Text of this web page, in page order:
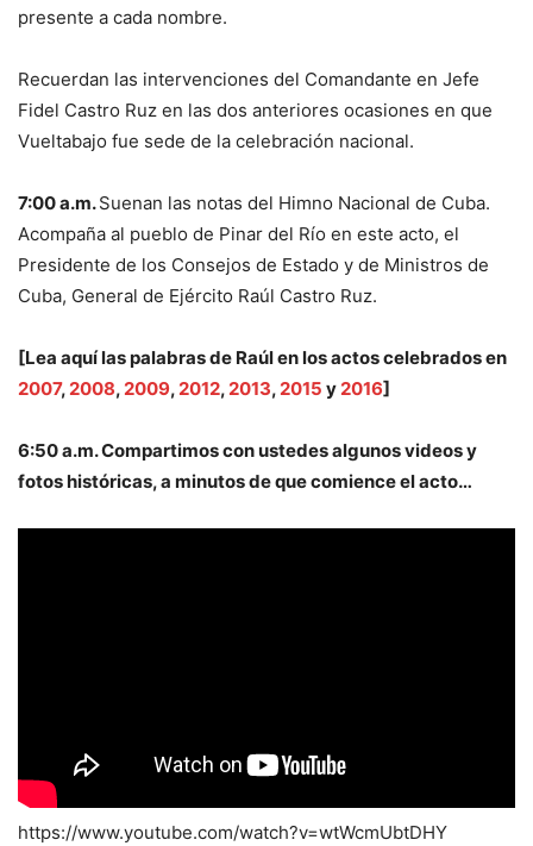
presente a cada nombre.
Recuerdan las intervenciones del Comandante en Jefe
Fidel Castro Ruz en las dos anteriores ocasiones en que
Vueltabajo fue sede de la celebración nacional.
7:00 a.m.Suenan las notas del Himno Nacional de Cuba.
Acompaña al pueblo de Pinar del Río en este acto, el
Presidente de los Consejos de Estado y de Ministros de
Cuba, General de Ejército Raúl Castro Ruz.
[Lea aquí las palabras de Raúl en los actos celebrados en
2007,2008,2009,2012,2013,2015 y2016]
6:50 a.m. Compartimos con ustedes algunos videos y
fotos históricas, a minutos de que comience el acto…
https://www.youtube.com/watch?v=wtWcmUbtDHY